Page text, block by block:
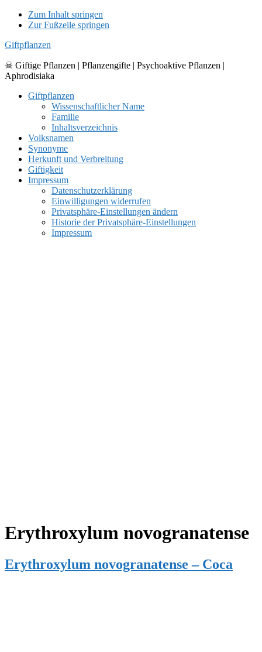
Zum Inhalt springen
Zur Fußzeile springen
Giftpflanzen
☠ Giftige Pflanzen | Pflanzengifte | Psychoaktive Pflanzen |
Aphrodisiaka
Giftpflanzen
Wissenschaftlicher Name
Familie
Inhaltsverzeichnis
Volksnamen
Synonyme
Herkunft und Verbreitung
Giftigkeit
Impressum
Datenschutzerklärung
Einwilligungen widerrufen
Privatsphäre-Einstellungen ändern
Historie der Privatsphäre-Einstellungen
Impressum
Erythroxylum novogranatense
Erythroxylum novogranatense – Coca